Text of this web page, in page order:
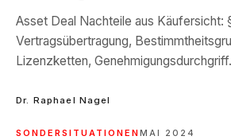
Asset Deal Nachteile aus Käufersicht:
Vertragsübertragung,
Lizenzketten, Genehmigungsdurchgriff.
Dr. Raphael Nagel
SONDERSITUATIONENMAI 2024